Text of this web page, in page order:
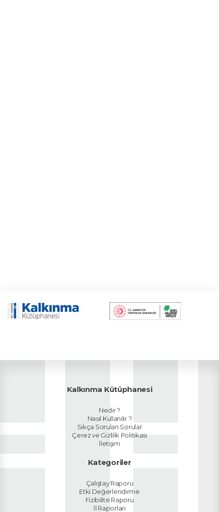
Kalkınma Kütüphanesi
Nedir ?
Nasıl Kullanılır ?
Sıkça Sorulan Sorular
Çerez ve Gizlilik Politikası
İletişim
Kategoriler
Çalıştay Raporu
Etki Değerlendirme
Fizibilite Raporu
İl Raporları